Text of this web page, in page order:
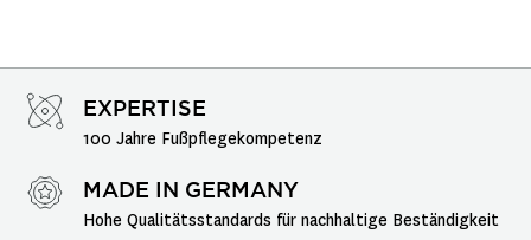
EXPERTISE
100 Jahre Fußpflegekompetenz
MADE IN GERMANY
Hohe Qualitätsstandards für nachhaltige Beständigkeit